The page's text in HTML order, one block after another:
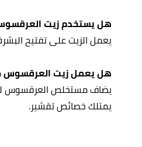
هل يستخدم زيت
يعمل الزيت على تفتيح
هل يعمل زيت العرقسوس
يضاف مستخلص العرقسوس
يمتلك خصائص تقشير.